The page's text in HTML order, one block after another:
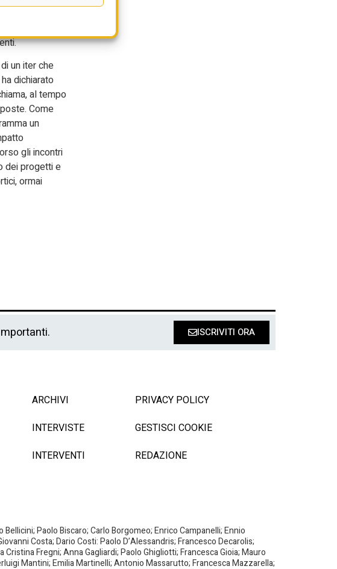
14 milioni di
12
un iter che
dichiarato
al tempo
Come
un
gli incontri
dei progetti e
ormai
ISCRIVITI ORA
ARCHIVI
INTERVISTE
INTERVENTI
PRIVACY POLICY
GESTISCI COOKIE
REDAZIONE
Paolo Biscaro; Carlo Borgomeo; Enrico Campanelli; Ennio
Costa; Dario Costi: Paolo D’Alessandris; Francesco Decarolis;
Fregni; Anna Gagliardi; Paolo Ghigliotti; Francesca Gioia; Mauro
Mantini; Emilia Martinelli; Antonio Massarutto; Francesca Mazzarella;